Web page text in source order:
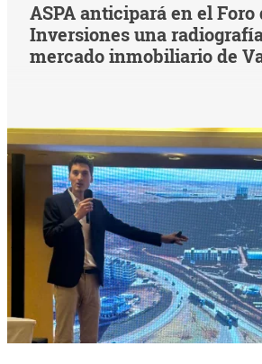
ASPA anticipará en el Foro
Inversiones una
mercado inmobiliario de